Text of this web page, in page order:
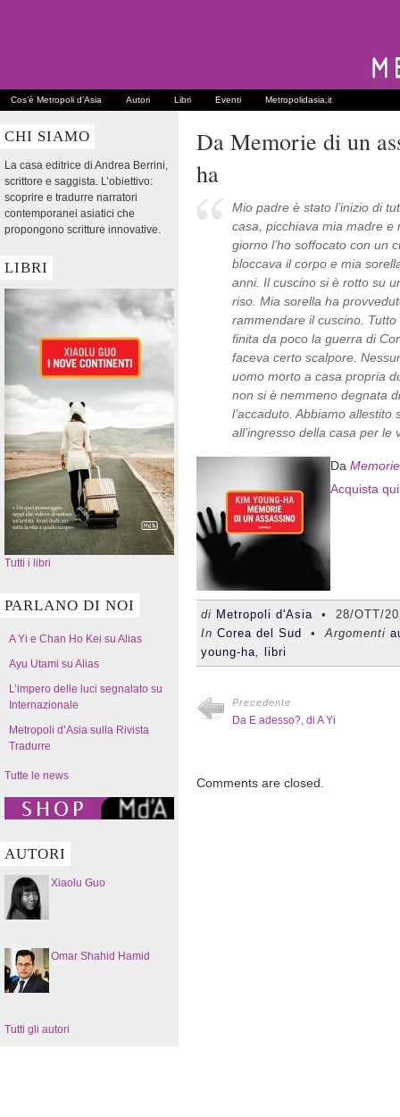
Cos’è Metropoli d’Asia Autori Libri Eventi Metropolidasia.it
CHI SIAMO
La casa editrice di Andrea Berrini,
scrittore e saggista. L’obiettivo:
scoprire e tradurre narratori
contemporanei asiatici che
propongono scritture innovative.
LIBRI
Tutti i libri
PARLANO DI NOI
A Yi e Chan Ho Kei su Alias
Ayu Utami su Alias
L’impero delle luci segnalato su
Internazionale
Metropoli d’Asia sulla Rivista
Tradurre
Tutte le news
AUTORI
Xiaolu Guo
Omar Shahid Hamid
Tutti gli autori
Da Memorie di un
ha
Mio padre è stato l’inizio di
casa, picchiava mia madre e
giorno l’ho soffocato con un
bloccava il corpo e mia
anni. Il cuscino si è rotto su
riso. Mia sorella ha
rammendare il cuscino.
finita da poco la guerra di
faceva certo scalpore.
uomo morto a casa propria
non si è nemmeno degnata
l’accaduto. Abbiamo
all’ingresso della casa per le
Da
Acquista
di Metropoli d'Asia • 28/OTT/
In Corea del Sud • Argomenti
young-ha, libri
Precedente
Da E adesso?, di A Yi
Comments are closed.